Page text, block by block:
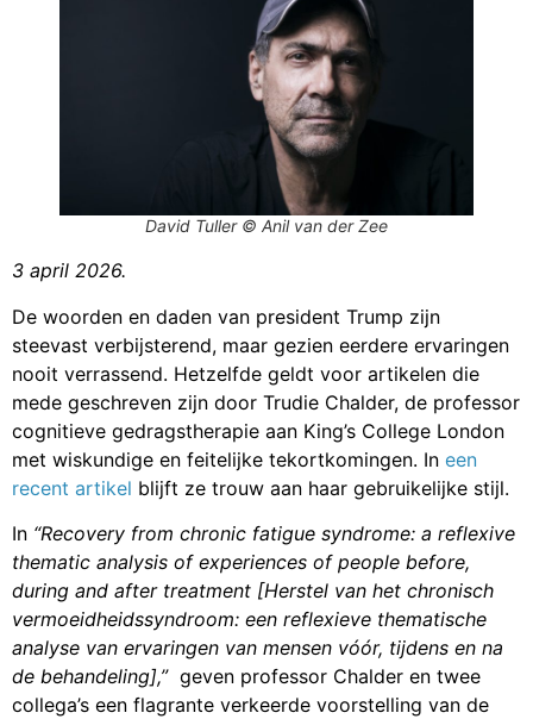
David Tuller © Anil van der Zee
3 april 2026.
De woorden en daden van president Trump zijn
steevast verbijsterend, maar gezien eerdere ervaringen
nooit verrassend. Hetzelfde geldt voor artikelen die
mede geschreven zijn door Trudie Chalder, de professor
cognitieve gedragstherapie aan King’s College London
met wiskundige en feitelijke tekortkomingen. In een
recent artikel blijft ze trouw aan haar gebruikelijke stijl.
In “Recovery from chronic fatigue syndrome: a reflexive
thematic analysis of experiences of people before,
during and after treatment [Herstel van het chronisch
vermoeidheidssyndroom: een reflexieve thematische
analyse van ervaringen van mensen vóór, tijdens en na
de behandeling],” geven professor Chalder en twee
collega’s een flagrante verkeerde voorstelling van de